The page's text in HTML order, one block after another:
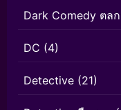
Dark Comedy ตล
DC (4)
Detective (21)